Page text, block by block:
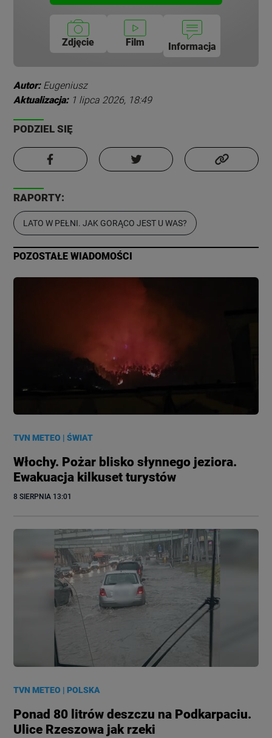
Zdjęcie Film Informacja
Autor: Eugeniusz
Aktualizacja: 1 lipca 2026, 18:49
PODZIEL SIĘ
RAPORTY:
LATO W PEŁNI. JAK GORĄCO JEST U WAS?
POZOSTAŁE WIADOMOŚCI
TVN METEO |ŚWIAT
Włochy. Pożar blisko słynnego jeziora.
Ewakuacja kilkuset turystów
8 SIERPNIA 13:01
TVN METEO |POLSKA
Ponad 80 litrów deszczu na Podkarpaciu.
Ulice Rzeszowa jak rzeki